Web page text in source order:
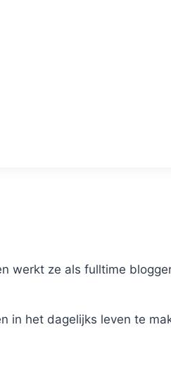
werkt ze als fulltime
in het dagelijks leven te